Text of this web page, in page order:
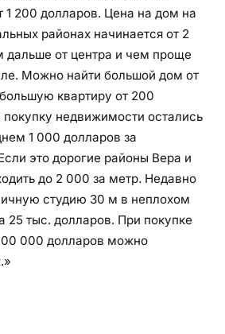
1 200 долларов. Цена на дом на
районах начинается от 2
дальше от центра и чем проще
Можно найти большой дом от
квартиру от 200
недвижимости остались
1 000 долларов за
это дорогие районы Вера и
до 2 000 за метр. Недавно
студию 30 м в неплохом
25 тыс. долларов. При покупке
000 долларов можно